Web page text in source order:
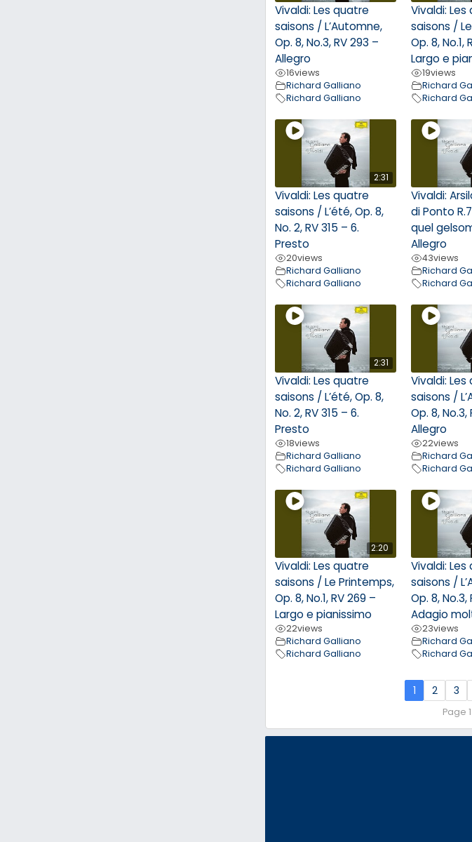
Vivaldi: Les quatre
saisons / L’Automne,
Op. 8, No.3, RV 293 –
Allegro
16views
Richard Galliano
Richard Galliano
Vivaldi:
saisons /
Op. 8, No.1,
Largo e
19views
Richard
Richard
2:31
Vivaldi: Les quatre
saisons / L’été, Op. 8,
No. 2, RV 315 – 6.
Presto
20views
Richard Galliano
Richard Galliano
Vivaldi:
di Ponto
quel
Allegro
43views
Richard
Richard
2:31
Vivaldi: Les quatre
saisons / L’été, Op. 8,
No. 2, RV 315 – 6.
Presto
18views
Richard Galliano
Richard Galliano
Vivaldi:
saisons /
Op. 8, No.3,
Allegro
22views
Richard
Richard
2:20
Vivaldi: Les quatre
saisons / Le Printemps,
Op. 8, No.1, RV 269 –
Largo e pianissimo
22views
Richard Galliano
Richard Galliano
Vivaldi:
saisons /
Op. 8, No.3,
Adagio
23views
Richard
Richard
1 2 3
Page